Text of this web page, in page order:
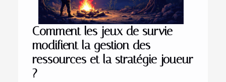
Comment les jeux de survie
modifient la gestion des
ressources et la stratégie joueur
?